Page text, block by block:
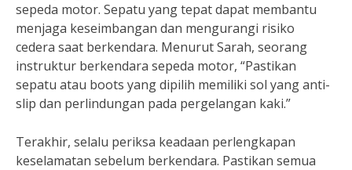
sepeda motor. Sepatu yang tepat dapat membantu
menjaga keseimbangan dan mengurangi risiko
cedera saat berkendara. Menurut Sarah, seorang
instruktur berkendara sepeda motor, “Pastikan
sepatu atau boots yang dipilih memiliki sol yang anti-
slip dan perlindungan pada pergelangan kaki.”
Terakhir, selalu periksa keadaan perlengkapan
keselamatan sebelum berkendara. Pastikan semua